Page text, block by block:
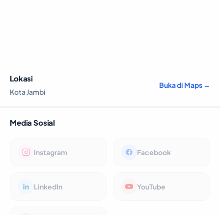
Lokasi
Kota Jambi
Buka di Maps →
Media Sosial
Instagram Facebook
LinkedIn YouTube